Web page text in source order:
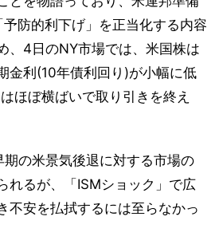
防的利下げ」を正当化する内容
、4日のNY市場では、米国株は
金利(10年債利回り)が小幅に低
ほぼ横ばいで取り引きを終え
の米景気後退に対する市場の
れるが、「ISMショック」で広
不安を払拭するには至らなかっ